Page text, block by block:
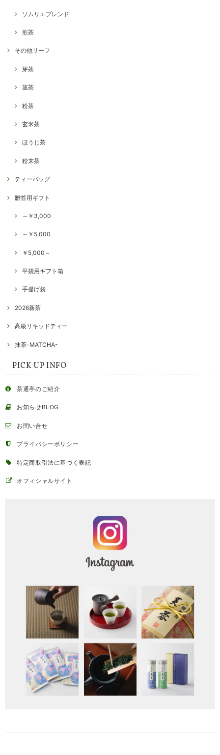
ソムリエブレンド
煎茶
その他リーフ
芽茶
茎茶
粉茶
玄米茶
ほうじ茶
粉末茶
ティーバッグ
贈答用ギフト
～￥3,000
～￥5,000
￥5,000～
平袋用ギフト箱
手提げ袋
2026新茶
高級リキッドティー
抹茶-MATCHA-
PICK UP INFO
茶通亭のご紹介
お知らせBLOG
お問い合せ
プライバシーポリシー
特定商取引法に基づく表記
オフィシャルサイト